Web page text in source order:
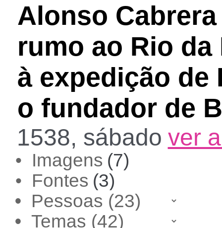
Alonso
rumo ao Rio
à expedição de
o fundador de
1538, sábadover
• Imagens (7)
• Fontes (3)
•
•